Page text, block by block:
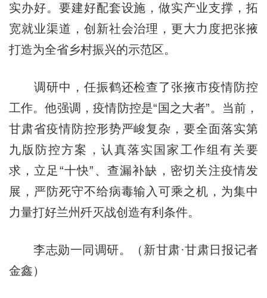
实办好。要建好配套设施，做实产业支撑，拓
宽就业渠道，创新社会治理，更大力度把张掖
打造为全省乡村振兴的示范区。
调研中，任振鹤还检查了张掖市疫情防控
工作。他强调，疫情防控是“国之大者”。当前，
甘肃省疫情防控形势严峻复杂，要全面落实第
九版防控方案，认真落实国家工作组有关要
求，立足“十快”、查漏补缺，密切关注疫情发
展，严防死守不给病毒输入可乘之机，为集中
力量打好兰州歼灭战创造有利条件。
李志勋一同调研。（新甘肃·甘肃日报记者
金鑫）